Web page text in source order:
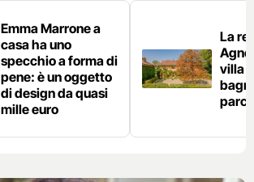
Emma Marrone a
casa ha uno
specchio a forma di
pene: è un oggetto
di design da quasi
mille euro
La
villa